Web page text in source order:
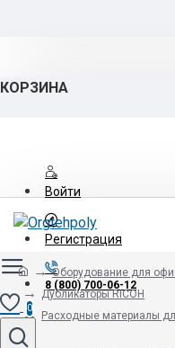
КОРЗИНА
Войти
Регистрация
8 (800) 700-06-12
0
Оборудование для
Дубликаторы RICOH
Расходные материалы